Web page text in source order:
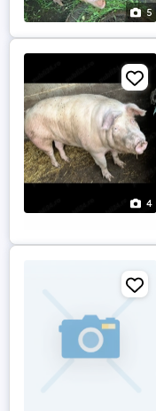
5
4